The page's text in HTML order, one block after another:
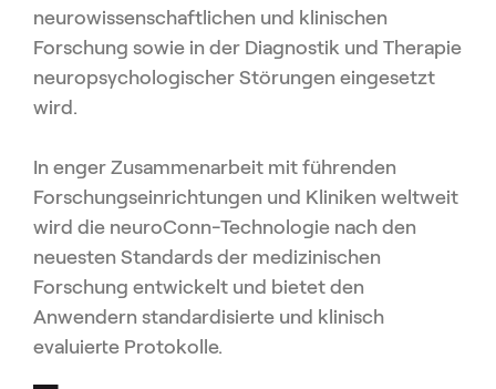
neurowissen­schaftlichen und klinischen
Forschung sowie in der Diagnostik und Therapie
neuropsychologischer Störungen eingesetzt
wird.
In enger Zusammenarbeit mit führenden
Forschungs­einrichtungen und Kliniken weltweit
wird die neuroConn-Technologie nach den
neuesten Standards der medizinischen
Forschung entwickelt und bietet den
Anwendern standardisierte und klinisch
evaluierte Protokolle.